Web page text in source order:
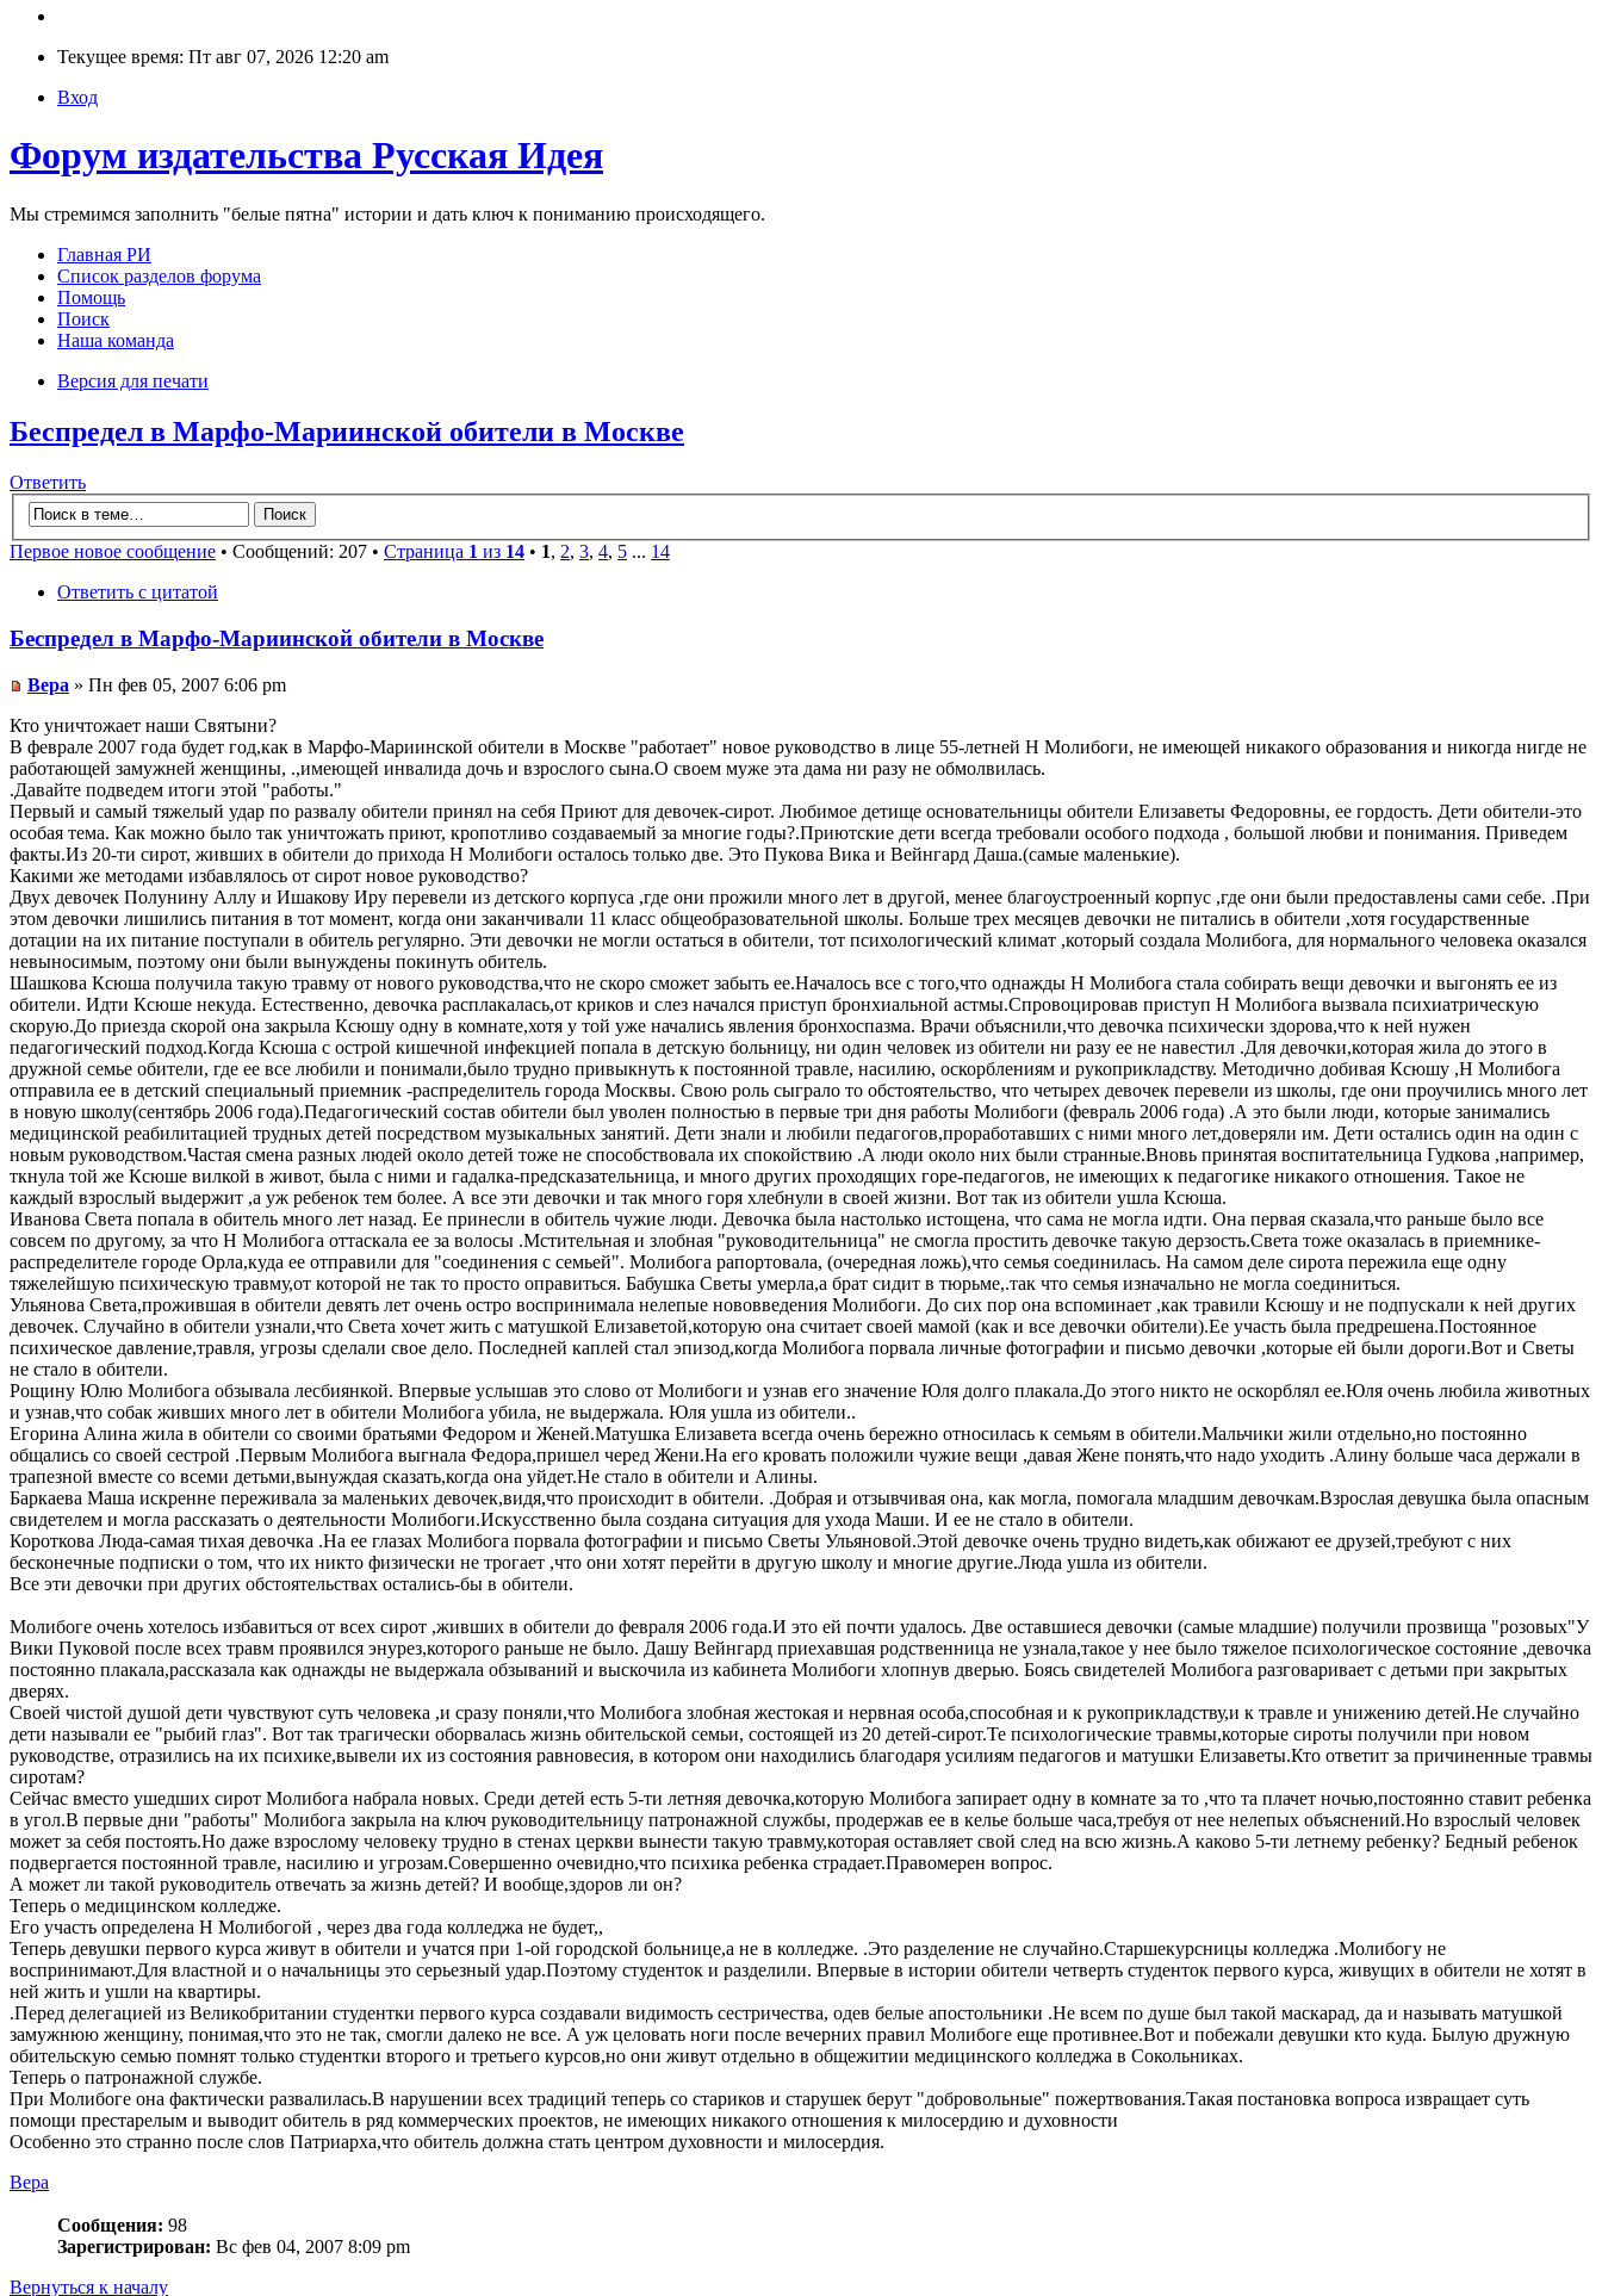
Текущее время: Пт авг 07, 2026 12:20 am
Вход
Форум издательства Русская Идея
Мы стремимся заполнить "белые пятна" истории и дать ключ к пониманию происходящего.
Главная РИ
Список разделов форума
Помощь
Поиск
Наша команда
Версия для печати
Беспредел в Марфо-Мариинской обители в Москве
Ответить
Первое новое сообщение • Сообщений: 207 • Страница 1 из 14 • 1, 2, 3, 4, 5 ... 14
Ответить с цитатой
Беспредел в Марфо-Мариинской обители в Москве
Вера » Пн фев 05, 2007 6:06 pm
Кто уничтожает наши Святыни?
В феврале 2007 года будет год,как в Марфо-Мариинской обители в Москве "работает" новое руководство в лице 55-летней Н Молибоги, не имеющей никакого образования и никогда нигде не
работающей замужней женщины, .,имеющей инвалида дочь и взрослого сына.О своем муже эта дама ни разу не обмолвилась.
.Давайте подведем итоги этой "работы."
Первый и самый тяжелый удар по развалу обители принял на себя Приют для девочек-сирот. Любимое детище основательницы обители Елизаветы Федоровны, ее гордость. Дети обители-это
особая тема. Как можно было так уничтожать приют, кропотливо создаваемый за многие годы?.Приютские дети всегда требовали особого подхода , большой любви и понимания. Приведем
факты.Из 20-ти сирот, живших в обители до прихода Н Молибоги осталось только две. Это Пукова Вика и Вейнгард Даша.(самые маленькие).
Какими же методами избавлялось от сирот новое руководство?
Двух девочек Полунину Аллу и Ишакову Иру перевели из детского корпуса ,где они прожили много лет в другой, менее благоустроенный корпус ,где они были предоставлены сами себе. .При
этом девочки лишились питания в тот момент, когда они заканчивали 11 класс общеобразовательной школы. Больше трех месяцев девочки не питались в обители ,хотя государственные
дотации на их питание поступали в обитель регулярно. Эти девочки не могли остаться в обители, тот психологический климат ,который создала Молибога, для нормального человека оказался
невыносимым, поэтому они были вынуждены покинуть обитель.
Шашкова Ксюша получила такую травму от нового руководства,что не скоро сможет забыть ее.Началось все с того,что однажды Н Молибога стала собирать вещи девочки и выгонять ее из
обители. Идти Ксюше некуда. Естественно, девочка расплакалась,от криков и слез начался приступ бронхиальной астмы.Спровоцировав приступ Н Молибога вызвала психиатрическую
скорую.До приезда скорой она закрыла Ксюшу одну в комнате,хотя у той уже начались явления бронхоспазма. Врачи объяснили,что девочка психически здорова,что к ней нужен
педагогический подход.Когда Ксюша с острой кишечной инфекцией попала в детскую больницу, ни один человек из обители ни разу ее не навестил .Для девочки,которая жила до этого в
дружной семье обители, где ее все любили и понимали,было трудно привыкнуть к постоянной травле, насилию, оскорблениям и рукоприкладству. Методично добивая Ксюшу ,Н Молибога
отправила ее в детский специальный приемник -распределитель города Москвы. Свою роль сыграло то обстоятельство, что четырех девочек перевели из школы, где они проучились много лет
в новую школу(сентябрь 2006 года).Педагогический состав обители был уволен полностью в первые три дня работы Молибоги (февраль 2006 года) .А это были люди, которые занимались
медицинской реабилитацией трудных детей посредством музыкальных занятий. Дети знали и любили педагогов,проработавших с ними много лет,доверяли им. Дети остались один на один с
новым руководством.Частая смена разных людей около детей тоже не способствовала их спокойствию .А люди около них были странные.Вновь принятая воспитательница Гудкова ,например,
ткнула той же Ксюше вилкой в живот, была с ними и гадалка-предсказательница, и много других проходящих горе-педагогов, не имеющих к педагогике никакого отношения. Такое не
каждый взрослый выдержит ,а уж ребенок тем более. А все эти девочки и так много горя хлебнули в своей жизни. Вот так из обители ушла Ксюша.
Иванова Света попала в обитель много лет назад. Ее принесли в обитель чужие люди. Девочка была настолько истощена, что сама не могла идти. Она первая сказала,что раньше было все
совсем по другому, за что Н Молибога оттаскала ее за волосы .Мстительная и злобная "руководительница" не смогла простить девочке такую дерзость.Света тоже оказалась в приемнике-
распределителе городе Орла,куда ее отправили для "соединения с семьей". Молибога рапортовала, (очередная ложь),что семья соединилась. На самом деле сирота пережила еще одну
тяжелейшую психическую травму,от которой не так то просто оправиться. Бабушка Светы умерла,а брат сидит в тюрьме,.так что семья изначально не могла соединиться.
Ульянова Света,прожившая в обители девять лет очень остро воспринимала нелепые нововведения Молибоги. До сих пор она вспоминает ,как травили Ксюшу и не подпускали к ней других
девочек. Случайно в обители узнали,что Света хочет жить с матушкой Елизаветой,которую она считает своей мамой (как и все девочки обители).Ее участь была предрешена.Постоянное
психическое давление,травля, угрозы сделали свое дело. Последней каплей стал эпизод,когда Молибога порвала личные фотографии и письмо девочки ,которые ей были дороги.Вот и Светы
не стало в обители.
Рощину Юлю Молибога обзывала лесбиянкой. Впервые услышав это слово от Молибоги и узнав его значение Юля долго плакала.До этого никто не оскорблял ее.Юля очень любила животных
и узнав,что собак живших много лет в обители Молибога убила, не выдержала. Юля ушла из обители..
Егорина Алина жила в обители со своими братьями Федором и Женей.Матушка Елизавета всегда очень бережно относилась к семьям в обители.Мальчики жили отдельно,но постоянно
общались со своей сестрой .Первым Молибога выгнала Федора,пришел черед Жени.На его кровать положили чужие вещи ,давая Жене понять,что надо уходить .Алину больше часа держали в
трапезной вместе со всеми детьми,вынуждая сказать,когда она уйдет.Не стало в обители и Алины.
Баркаева Маша искренне переживала за маленьких девочек,видя,что происходит в обители. .Добрая и отзывчивая она, как могла, помогала младшим девочкам.Взрослая девушка была опасным
свидетелем и могла рассказать о деятельности Молибоги.Искусственно была создана ситуация для ухода Маши. И ее не стало в обители.
Короткова Люда-самая тихая девочка .На ее глазах Молибога порвала фотографии и письмо Светы Ульяновой.Этой девочке очень трудно видеть,как обижают ее друзей,требуют с них
бесконечные подписки о том, что их никто физически не трогает ,что они хотят перейти в другую школу и многие другие.Люда ушла из обители.
Все эти девочки при других обстоятельствах остались-бы в обители.
Молибоге очень хотелось избавиться от всех сирот ,живших в обители до февраля 2006 года.И это ей почти удалось. Две оставшиеся девочки (самые младшие) получили прозвища "розовых"У
Вики Пуковой после всех травм проявился энурез,которого раньше не было. Дашу Вейнгард приехавшая родственница не узнала,такое у нее было тяжелое психологическое состояние ,девочка
постоянно плакала,рассказала как однажды не выдержала обзываний и выскочила из кабинета Молибоги хлопнув дверью. Боясь свидетелей Молибога разговаривает с детьми при закрытых
дверях.
Своей чистой душой дети чувствуют суть человека ,и сразу поняли,что Молибога злобная жестокая и нервная особа,способная и к рукоприкладству,и к травле и унижению детей.Не случайно
дети называли ее "рыбий глаз". Вот так трагически оборвалась жизнь обительской семьи, состоящей из 20 детей-сирот.Те психологические травмы,которые сироты получили при новом
руководстве, отразились на их психике,вывели их из состояния равновесия, в котором они находились благодаря усилиям педагогов и матушки Елизаветы.Кто ответит за причиненные травмы
сиротам?
Сейчас вместо ушедших сирот Молибога набрала новых. Среди детей есть 5-ти летняя девочка,которую Молибога запирает одну в комнате за то ,что та плачет ночью,постоянно ставит ребенка
в угол.В первые дни "работы" Молибога закрыла на ключ руководительницу патронажной службы, продержав ее в келье больше часа,требуя от нее нелепых объяснений.Но взрослый человек
может за себя постоять.Но даже взрослому человеку трудно в стенах церкви вынести такую травму,которая оставляет свой след на всю жизнь.А каково 5-ти летнему ребенку? Бедный ребенок
подвергается постоянной травле, насилию и угрозам.Совершенно очевидно,что психика ребенка страдает.Правомерен вопрос.
А может ли такой руководитель отвечать за жизнь детей? И вообще,здоров ли он?
Теперь о медицинском колледже.
Его участь определена Н Молибогой , через два года колледжа не будет,,
Теперь девушки первого курса живут в обители и учатся при 1-ой городской больнице,а не в колледже. .Это разделение не случайно.Старшекурсницы колледжа .Молибогу не
воспринимают.Для властной и о начальницы это серьезный удар.Поэтому студенток и разделили. Впервые в истории обители четверть студенток первого курса, живущих в обители не хотят в
ней жить и ушли на квартиры.
.Перед делегацией из Великобритании студентки первого курса создавали видимость сестричества, одев белые апостольники .Не всем по душе был такой маскарад, да и называть матушкой
замужнюю женщину, понимая,что это не так, смогли далеко не все. А уж целовать ноги после вечерних правил Молибоге еще противнее.Вот и побежали девушки кто куда. Былую дружную
обительскую семью помнят только студентки второго и третьего курсов,но они живут отдельно в общежитии медицинского колледжа в Сокольниках.
Теперь о патронажной службе.
При Молибоге она фактически развалилась.В нарушении всех традиций теперь со стариков и старушек берут "добровольные" пожертвования.Такая постановка вопроса извращает суть
помощи престарелым и выводит обитель в ряд коммерческих проектов, не имеющих никакого отношения к милосердию и духовности
Особенно это странно после слов Патриарха,что обитель должна стать центром духовности и милосердия.
Вера
Сообщения: 98
Зарегистрирован: Вс фев 04, 2007 8:09 pm
Вернуться к началу